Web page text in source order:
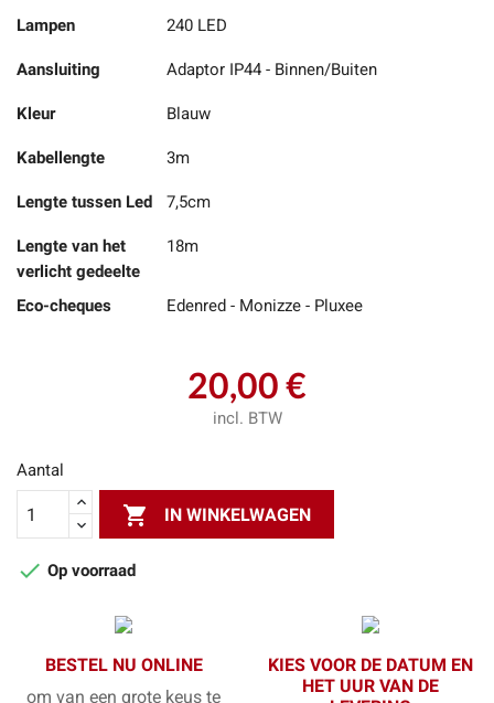
Lampen 240 LED
Aansluiting Adaptor IP44 - Binnen/Buiten
Kleur Blauw
Kabellengte 3m
Lengte tussen Led 7,5cm
Lengte van het
verlicht gedeelte
18m
Eco-cheques Edenred - Monizze - Pluxee
20,00 €
incl. BTW
Aantal
 IN WINKELWAGEN
 Op voorraad
BESTEL NU ONLINE
om van een grote keus te
KIES VOOR DE DATUM EN
HET UUR VAN DE